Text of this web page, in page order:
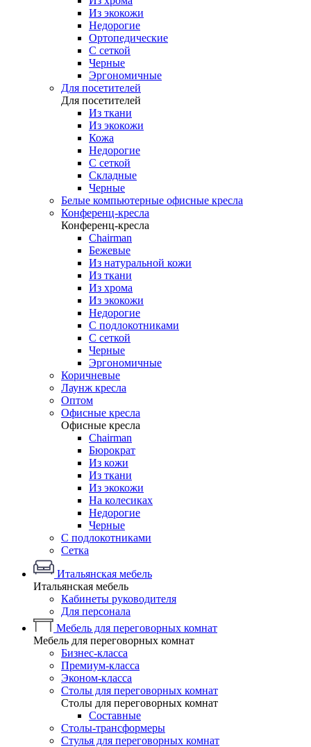
Из экокожи
Недорогие
Ортопедические
С сеткой
Черные
Эргономичные
Для посетителей
Для посетителей
Из ткани
Из экокожи
Кожа
Недорогие
С сеткой
Складные
Черные
Белые компьютерные офисные кресла
Конференц-кресла
Конференц-кресла
Chairman
Бежевые
Из натуральной кожи
Из ткани
Из хрома
Из экокожи
Недорогие
С подлокотниками
С сеткой
Черные
Эргономичные
Коричневые
Лаунж кресла
Оптом
Офисные кресла
Офисные кресла
Chairman
Бюрократ
Из кожи
Из ткани
Из экокожи
На колесиках
Недорогие
Черные
С подлокотниками
Сетка
Итальянская мебель
Итальянская мебель
Кабинеты руководителя
Для персонала
Мебель для переговорных комнат
Мебель для переговорных комнат
Бизнес-класса
Премиум-класса
Эконом-класса
Столы для переговорных комнат
Столы для переговорных комнат
Составные
Столы-трансформеры
Стулья для переговорных комнат